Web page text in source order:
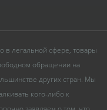
в легальной сфере, товары
обращении на
других стран. Мы
кого-либо к